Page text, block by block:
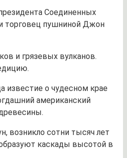
Соединенных
торговец пушниной Джон
и грязевых вулканов.
известие о чудесном крае
американский
возникло сотни тысяч лет
каскады высотой в